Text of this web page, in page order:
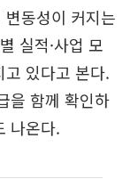
동성이 커지는
실적·사업 모
있다고 본다.
을 함께 확인하
나온다.